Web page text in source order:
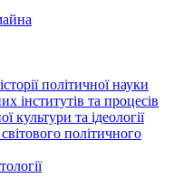
політичної науки
інститутів та процесів
культури та ідеології
політичного